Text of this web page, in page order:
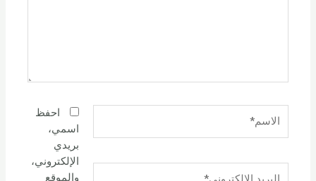
احفظ
اسمي،
بريدي
الإلكتروني،
والموقع